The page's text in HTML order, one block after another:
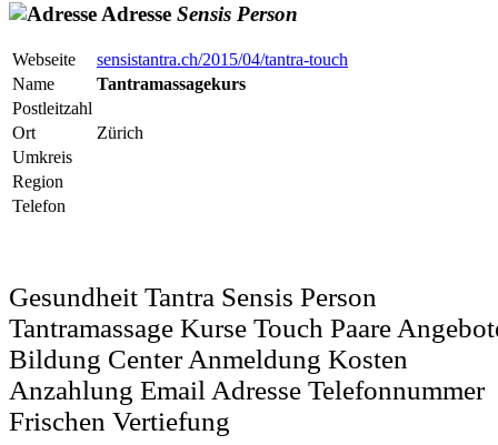
Adresse Sensis Person
Webseite
sensistantra.ch/2015/04/tantra-touch
Name
Tantramassagekurs
Postleitzahl
Ort
Zürich
Umkreis
Region
Telefon
Gesundheit Tantra Sensis Person
Tantramassage Kurse Touch Paare
Bildung Center Anmeldung Kosten
Anzahlung Email Adresse Telefonnummer
Frischen Vertiefung